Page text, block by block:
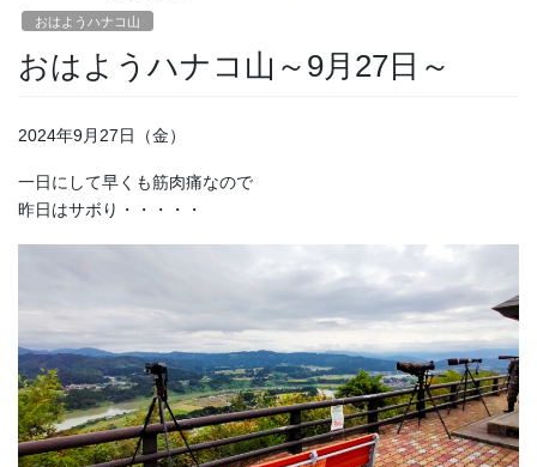
おはようハナコ山
おはようハナコ山～9月27日～
2024年9月27日（金）
一日にして早くも筋肉痛なので
昨日はサボり・・・・・